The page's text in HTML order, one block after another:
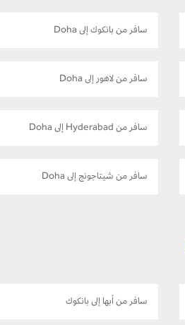
سافر من بانكوك إلى Doha
سافر من لاهور إلى Doha
سافر من Hyderabad إلى Doha
سافر من شيتاجونج إلى Doha
سافر من أبها إلى بانكوك